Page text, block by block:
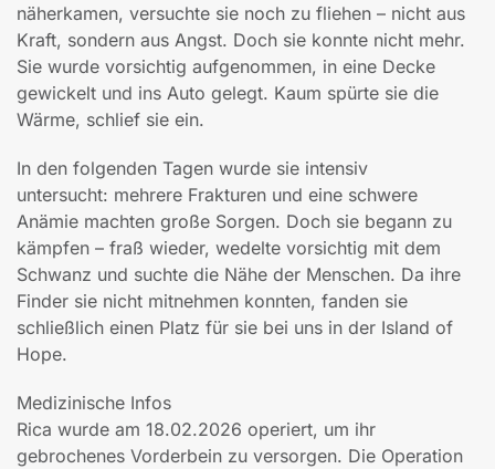
näherkamen, versuchte sie noch zu fliehen – nicht aus
Kraft, sondern aus Angst. Doch sie konnte nicht mehr.
Sie wurde vorsichtig aufgenommen, in eine Decke
gewickelt und ins Auto gelegt. Kaum spürte sie die
Wärme, schlief sie ein.
In den folgenden Tagen wurde sie intensiv
untersucht: mehrere Frakturen und eine schwere
Anämie machten große Sorgen. Doch sie begann zu
kämpfen – fraß wieder, wedelte vorsichtig mit dem
Schwanz und suchte die Nähe der Menschen. Da ihre
Finder sie nicht mitnehmen konnten, fanden sie
schließlich einen Platz für sie bei uns in der Island of
Hope.
Medizinische Infos
Rica wurde am 18.02.2026 operiert, um ihr
gebrochenes Vorderbein zu versorgen. Die Operation